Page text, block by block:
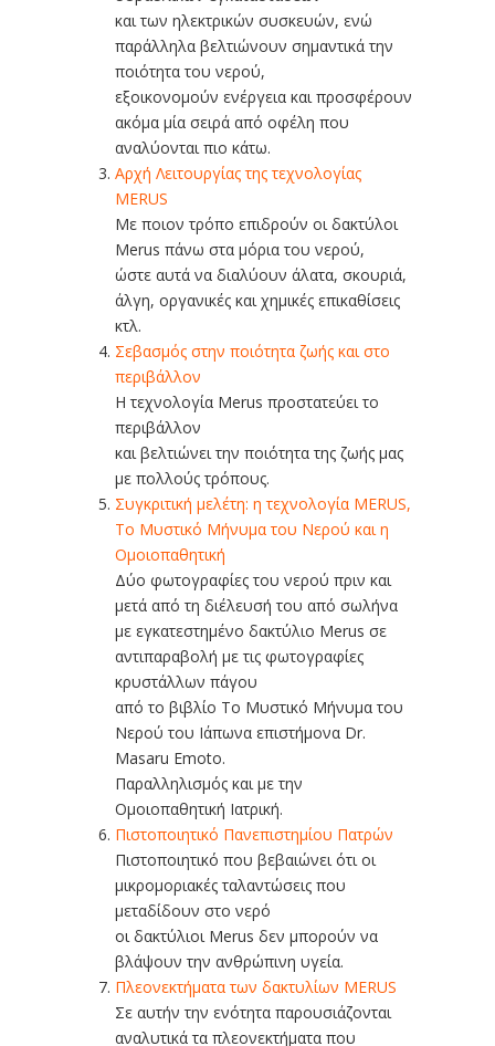
και των ηλεκτρικών συσκευών, ενώ
παράλληλα βελτιώνουν σημαντικά την
ποιότητα του νερού,
εξοικονομούν ενέργεια και προσφέρουν
ακόμα μία σειρά από οφέλη που
αναλύονται πιο κάτω.
Αρχή Λειτουργίας της τεχνολογίας
MERUS
Με ποιον τρόπο επιδρούν οι δακτύλοι
Merus πάνω στα μόρια του νερού,
ώστε αυτά να διαλύουν άλατα, σκουριά,
άλγη, οργανικές και χημικές επικαθίσεις
κτλ.
Σεβασμός στην ποιότητα ζωής και στο
περιβάλλον
Η τεχνολογία Merus προστατεύει το
περιβάλλον
και βελτιώνει την ποιότητα της ζωής μας
με πολλούς τρόπους.
Συγκριτική μελέτη: η τεχνολογία MERUS,
Το Μυστικό Μήνυμα του Νερού και η
Ομοιοπαθητική
Δύο φωτογραφίες του νερού πριν και
μετά από τη διέλευσή του από σωλήνα
με εγκατεστημένο δακτύλιο Merus σε
αντιπαραβολή με τις φωτογραφίες
κρυστάλλων πάγου
από το βιβλίο Το Μυστικό Μήνυμα του
Νερού του Ιάπωνα επιστήμονα Dr.
Masaru Emoto.
Παραλληλισμός και με την
Ομοιοπαθητική Ιατρική.
Πιστοποιητικό Πανεπιστημίου Πατρών
Πιστοποιητικό που βεβαιώνει ότι οι
μικρομοριακές ταλαντώσεις που
μεταδίδουν στο νερό
οι δακτύλιοι Merus δεν μπορούν να
βλάψουν την ανθρώπινη υγεία.
Πλεονεκτήματα των δακτυλίων MERUS
Σε αυτήν την ενότητα παρουσιάζονται
αναλυτικά τα πλεονεκτήματα που